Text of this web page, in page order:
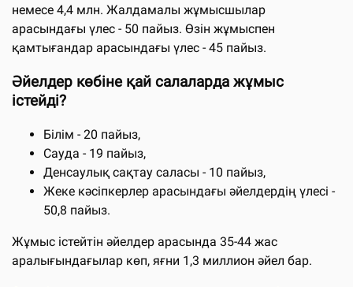
немесе 4,4 млн. Жалдамалы жұмысшылар
арасындағы үлес - 50 пайыз. Өзін жұмыспен
қамтығандар арасындағы үлес - 45 пайыз.
Әйелдер көбіне қай салаларда жұмыс
істейді?
Білім - 20 пайыз,
Сауда - 19 пайыз,
Денсаулық сақтау саласы - 10 пайыз,
Жеке кәсіпкерлер арасындағы әйелдердің үлесі -
50,8 пайыз.
Жұмыс істейтін әйелдер арасында 35-44 жас
аралығындағылар көп, яғни 1,3 миллион әйел бар.